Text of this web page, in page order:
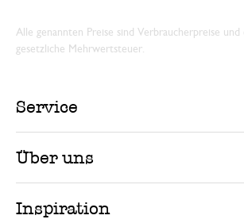
Alle genannten Preise sind Verbraucherpreise
gesetzliche Mehrwertsteuer.
Service
Über uns
Inspiration